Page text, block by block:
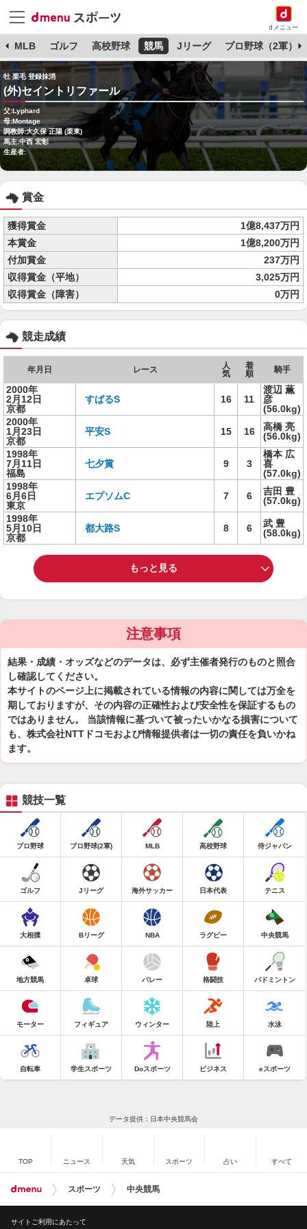
dメニュー
MLB ゴルフ 高校野球 競馬 Jリーグ プロ野球（2軍）
牡 栗毛 登録抹消
(外)セイントリファール
父:Lyphard
母:Montage
調教師:大久保 正陽 (栗東)
馬主:中西 宏彰
生産者:
賞金
獲得賞金
1億8,437万円
本賞金
1億8,200万円
付加賞金
237万円
収得賞金（平地）
3,025万円
収得賞金（障害）
0万円
競走成績
年月日 レース
人
気
着
順
騎手
2000年
2月12日
京都
すばるS 16 11
渡辺 薫
彦
(56.0kg)
2000年
1月23日
京都
平安S 15 16
高橋 亮
(56.0kg)
1998年
7月11日
福島
七夕賞 9 3
橋本 広
喜
(57.0kg)
1998年
6月6日
東京
エプソムC 7 6
吉田 豊
(57.0kg)
1998年
5月10日
京都
都大路S 8 6
武 豊
(58.0kg)
もっと見る
注意事項
結果・成績・オッズなどのデータは、必ず主催者発行のものと照合
し確認してください。
本サイトのページ上に掲載されている情報の内容に関しては万全を
期しておりますが、その内容の正確性および安全性を保証するもの
ではありません。 当該情報に基づいて被ったいかなる損害について
も、株式会社NTTドコモおよび情報提供者は一切の責任を負いかね
ます。
競技一覧
プロ野球 プロ野球(2軍) MLB 高校野球 侍ジャパン
ゴルフ Jリーグ 海外サッカー 日本代表 テニス
大相撲 Bリーグ NBA ラグビー 中央競馬
地方競馬 卓球 バレー 格闘技 バドミントン
モーター フィギュア ウィンター 陸上 水泳
自転車 学生スポーツ Doスポーツ ビジネス eスポーツ
データ提供：日本中央競馬会
TOP ニュース 天気 スポーツ 占い すべて
スポーツ 中央競馬
サイトご利用にあたって